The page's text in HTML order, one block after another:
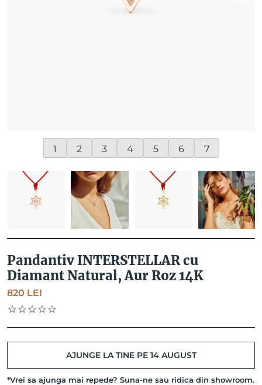
1 2 3 4 5 6 7
Pandantiv INTERSTELLAR cu
Diamant Natural, Aur Roz 14K
820 LEI
AJUNGE LA TINE PE 14 AUGUST
*Vrei sa ajunga mai repede? Suna-ne sau ridica din showroom.